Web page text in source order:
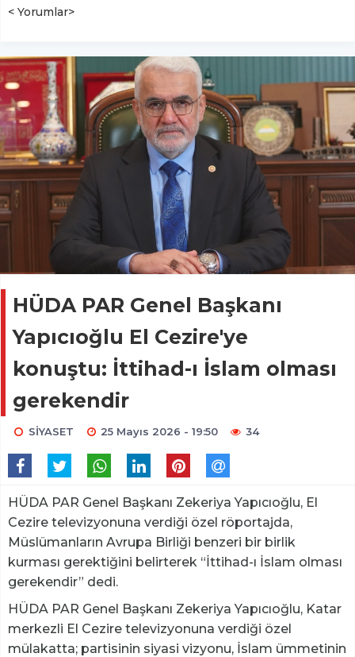
< Yorumlar>
HÜDA PAR Genel Başkanı
Yapıcıoğlu El Cezire'ye
konuştu: İttihad-ı İslam olması
gerekendir
SİYASET 25 Mayıs 2026 - 19:50 34
HÜDA PAR Genel Başkanı Zekeriya Yapıcıoğlu, El
Cezire televizyonuna verdiği özel röportajda,
Müslümanların Avrupa Birliği benzeri bir birlik
kurması gerektiğini belirterek “İttihad-ı İslam olması
gerekendir” dedi.
HÜDA PAR Genel Başkanı Zekeriya Yapıcıoğlu, Katar
merkezli El Cezire televizyonuna verdiği özel
mülakatta; partisinin siyasi vizyonu, İslam ümmetinin